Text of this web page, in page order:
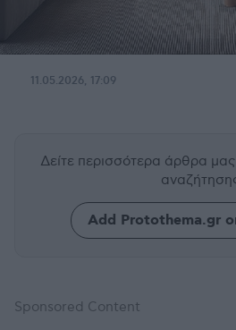
11.05.2026, 17:09
Δείτε περισσότερα άρθρα μας
Add Protothema.gr
Sponsored Content